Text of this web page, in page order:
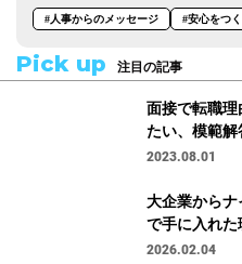
#人事からのメッセージ #安心をつ
Pick up 注目の記事
面接で転職
たい、模範解
2023.08.01
大企業からナ
で手に入れた
2026.02.04